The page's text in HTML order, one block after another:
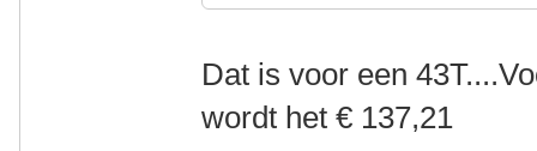
Dat is voor een
wordt het € 137,21